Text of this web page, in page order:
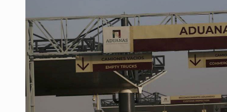
OPS alerta por aumento de
Ayotzinapa: A casi 12 años, entre
Caen en Zapopan 'El Ruso',
Pide regidora investigar
Ciclosporiasis no representa un
Detienen en CDMX a Guadalupe